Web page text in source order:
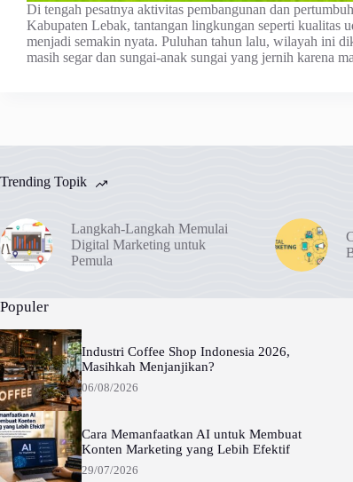
Di tengah pesatnya aktivitas pembangunan dan
Kabupaten Lebak, tantangan lingkungan seperti kualitas
menjadi semakin nyata. Puluhan tahun lalu, wilayah ini
masih segar dan sungai-anak sungai yang jernih karena
Trending Topik
Langkah-Langkah Memulai
Digital Marketing untuk
Pemula
Populer
Industri Coffee Shop Indonesia 2026,
Masihkah Menjanjikan?
06/08/2026
Cara Memanfaatkan AI untuk Membuat
Konten Marketing yang Lebih Efektif
29/07/2026